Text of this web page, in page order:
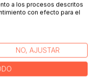
de la Ilustración
campo tiene sus
se llevan algunas
a los procesos descritos
con efecto para el
NO, AJUSTAR